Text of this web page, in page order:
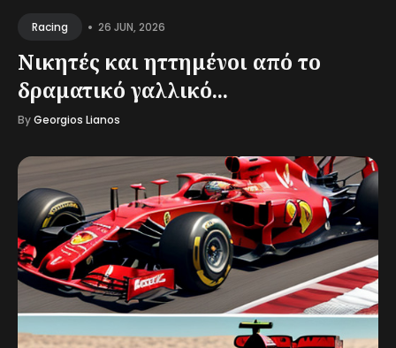
Racing • 26 JUN, 2026
Νικητές και ηττημένοι από το
δραματικό γαλλικό...
ByGeorgios Lianos